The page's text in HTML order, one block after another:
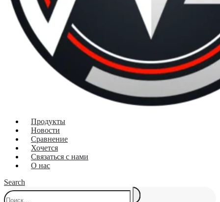
Продукты
Новости
Сравнение
Хочется
Связаться с нами
О нас
Search